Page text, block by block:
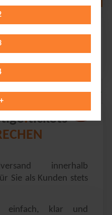
+
Bad Segeberg
.tickets
innerhalb
Sie als Kunden stets
einfach, klar und